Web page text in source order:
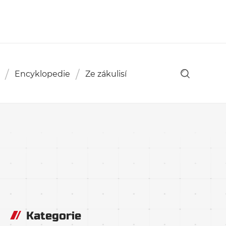
Encyklopedie Ze zákulisí
Kategorie